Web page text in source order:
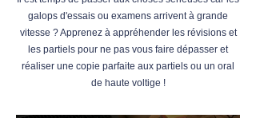
galops d'essais ou examens arrivent à grande
vitesse ? Apprenez à appréhender les révisions et
les partiels pour ne pas vous faire dépasser et
réaliser une copie parfaite aux partiels ou un oral
de haute voltige !